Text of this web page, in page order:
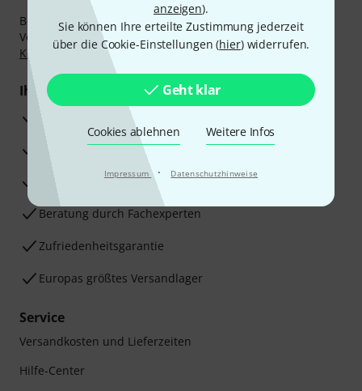
anzeigen).
Sie können Ihre erteilte Zustimmung jederzeit
über die Cookie-Einstellungen (hier) widerrufen.
Geht klar
Cookies ablehnen Weitere Infos
Impressum · Datenschutzhinweise
Bezahlen Sie vertraulich und sicher per Nachnahme,
Vorkasse, PayPal, Amazon Pay,
Klarna Sofort bezahlen
Klarna Ratenzahlungoder Kreditkarte.
Ihre Vorteile
3 Jahre Thomann Garantie
30 Tage Money-Back-Garantie
Reparaturservice
Beratung durch Fachexperten
Zufriedenheitsgarantie
Europas größtes Versandlager
Service
Versandkosten und Lieferzeiten
Hilfe-Center